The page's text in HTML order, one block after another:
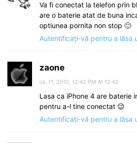
Va fi conectat la telefon prin
are o baterie atat de buna
optiunea pornita non stop 🙂
Autentificați-vă pentru a lăsa
zaone
iul. 11, 2010, 12:42 PM At 12:42
Lasa ca iPhone 4 are baterie
pentru a-l tine conectat 😉
Autentificați-vă pentru a lăsa